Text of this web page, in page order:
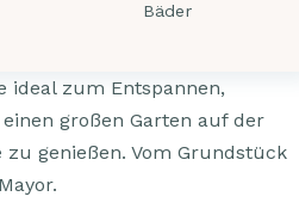
Bäder
ideal zum Entspannen,
großen Garten auf der
genießen. Vom Grundstück